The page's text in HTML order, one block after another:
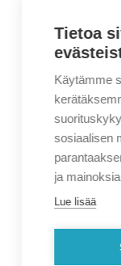
Nimi*
Sähköposti*
Puhelin*
Osoitetiedot
Tietoa
Käytämme
sosiaalisen
ja
Lue lisää